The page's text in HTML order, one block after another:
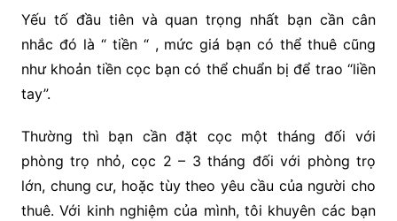
Yếu tố đầu tiên và quan trọng nhất bạn cần cân
nhắc đó là “ tiền “ , mức giá bạn có thể thuê cũng
như khoản tiền cọc bạn có thể chuẩn bị để trao “liền
tay”.
Thường thì bạn cần đặt cọc một tháng đối với
phòng trọ nhỏ, cọc 2 – 3 tháng đối với phòng trọ
lớn, chung cư, hoặc tùy theo yêu cầu của người cho
thuê. Với kinh nghiệm của mình, tôi khuyên các bạn